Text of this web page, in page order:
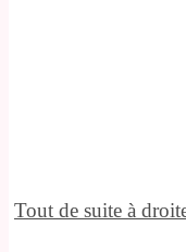
Tout de suite à